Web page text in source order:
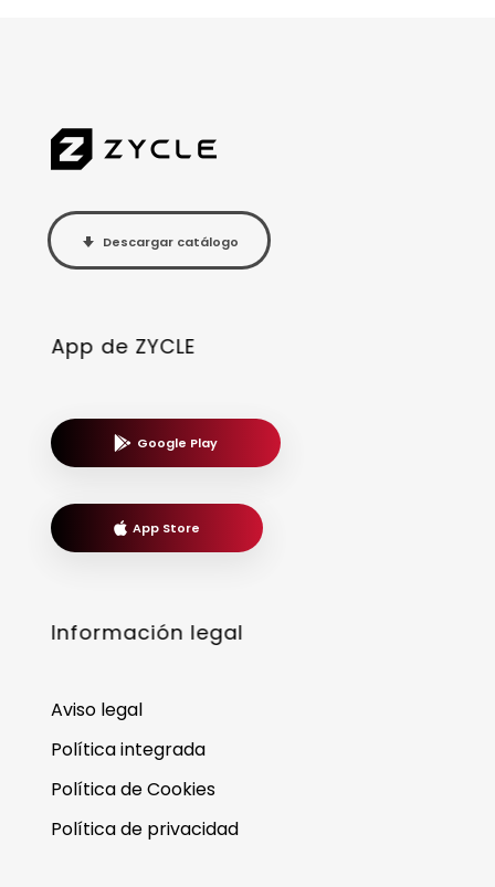
Descargar catálogo
App de ZYCLE
Google Play
App Store
Información legal
Aviso legal
Política integrada
Política de Cookies
Política de privacidad